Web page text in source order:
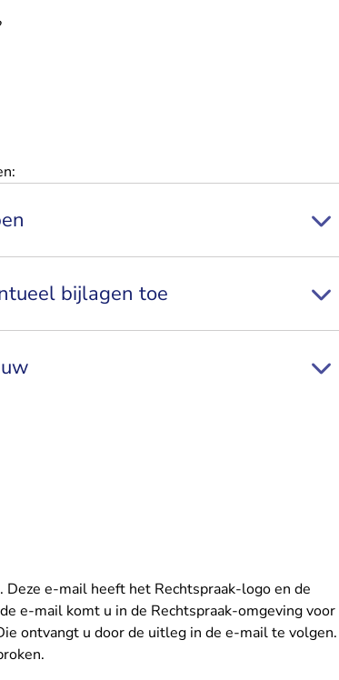
bijlagen toe
e-mail heeft het Rechtspraak-logo en de
e-mail komt u in de Rechtspraak-omgeving voor
ontvangt u door de uitleg in de e-mail te volgen.